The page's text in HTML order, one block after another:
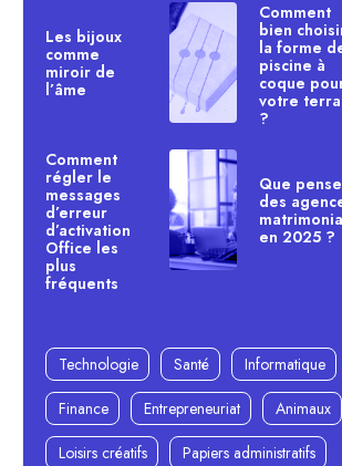
Les bijoux
comme
miroir de
l’âme
Comment
bien
la forme
piscine à
coque
votre
?
Comment
régler le
messages
d’erreur
d’activation
Office les
plus
fréquents
Que
des
en 2025 ?
Technologie Santé Informatique
Finance
Entrepreneuriat Animaux
Loisirs créatifs
Papiers administratifs